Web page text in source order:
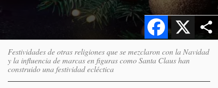
X
Facebook
Festividades de otras religiones que se mezclaron con la Navidad
y la influencia de marcas en figuras como Santa Claus han
construido una festividad ecléctica